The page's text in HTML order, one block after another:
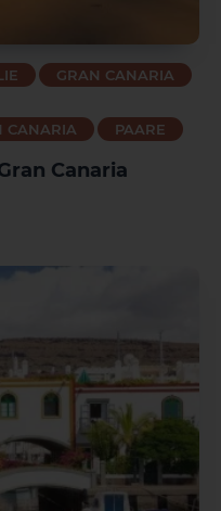
1 HOTEL AUF DER INSEL
GRAN CANARIA
CANARIA
PAARE
Canaria